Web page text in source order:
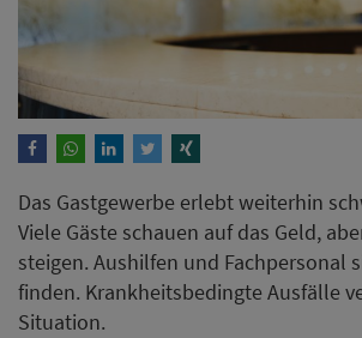
Das Gastgewerbe erlebt weiterhin
Viele Gäste schauen auf das Geld,
steigen. Aushilfen und Fachpersonal
finden. Krankheitsbedingte Ausfälle
Situation.